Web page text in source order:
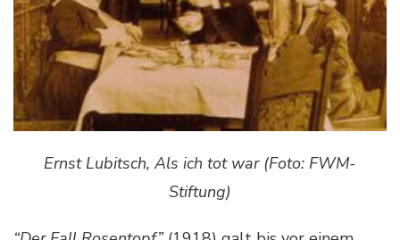
Ernst Lubitsch, Als ich tot war (Foto: FWM-
Stiftung)